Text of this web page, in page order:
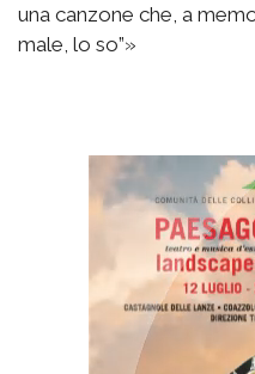
una canzone che, a
male, lo so”»